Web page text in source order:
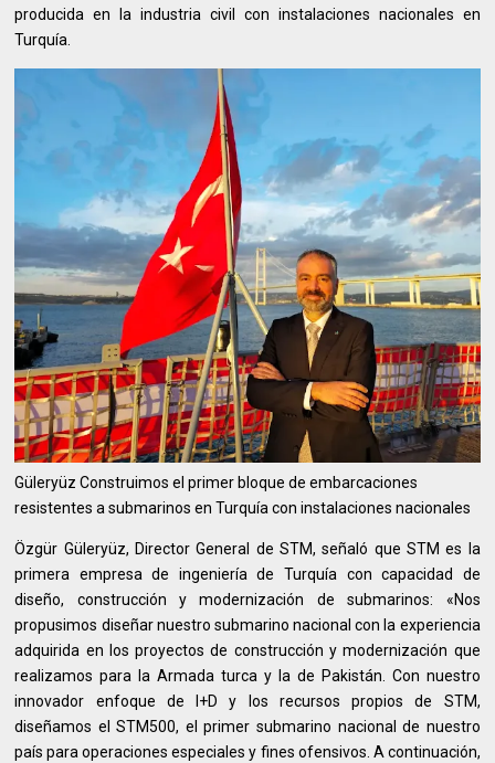
producida en la industria civil con instalaciones nacionales en
Turquía.
Güleryüz Construimos el primer bloque de embarcaciones
resistentes a submarinos en Turquía con instalaciones nacionales
Özgür Güleryüz, Director General de STM, señaló que STM es la
primera empresa de ingeniería de Turquía con capacidad de
diseño, construcción y modernización de submarinos: «Nos
propusimos diseñar nuestro submarino nacional con la experiencia
adquirida en los proyectos de construcción y modernización que
realizamos para la Armada turca y la de Pakistán. Con nuestro
innovador enfoque de I+D y los recursos propios de STM,
diseñamos el STM500, el primer submarino nacional de nuestro
país para operaciones especiales y fines ofensivos. A continuación,